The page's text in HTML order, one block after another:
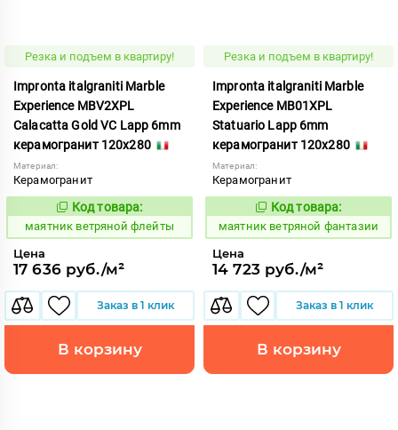
Резка и подъем в квартиру!
Impronta italgraniti Marble
Experience MBV2XPL
Calacatta Gold VC Lapp 6mm
керамогранит 120x280
Материал:
Керамогранит
923366
Код товара:
маятник ветряной флейты
Цена
17 636 руб./м²
Заказ в 1 клик
В корзину
Резка и подъем в квартиру!
Impronta italgraniti Marble
Experience MB01XPL
Statuario Lapp 6mm
керамогранит 120x280
Материал:
Керамогранит
923362
Код товара:
маятник ветряной фантазии
Цена
14 723 руб./м²
Заказ в 1 клик
В корзину